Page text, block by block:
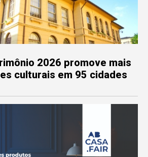
2026 promove mais
culturais em 95 cidades